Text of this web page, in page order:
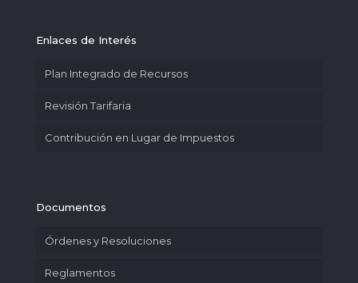
Enlaces de Interés
Plan Integrado de Recursos
Revisión Tarifaria
Contribución en Lugar de Impuestos
Documentos
Órdenes y Resoluciones
Reglamentos